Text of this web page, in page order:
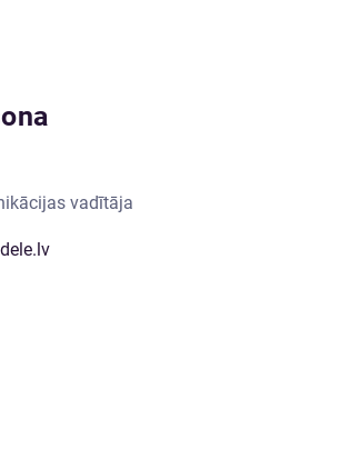
vadītāja